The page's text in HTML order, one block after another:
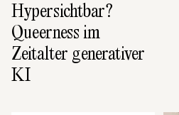
Hypersichtbar?
Queerness im
Zeitalter generativer
KI